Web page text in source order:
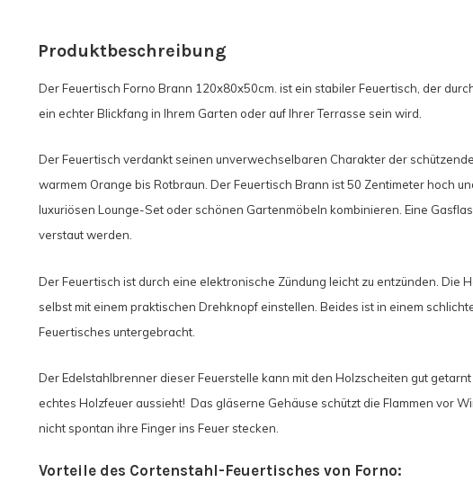
Produktbeschreibung
Der Feuertisch Forno Brann 120x80x50cm. ist ein stabiler Feuertisch, der
ein echter Blickfang in Ihrem Garten oder auf Ihrer Terrasse sein wird.
Der Feuertisch verdankt seinen unverwechselbaren Charakter der
warmem Orange bis Rotbraun. Der Feuertisch Brann ist 50 Zentimeter hoch
luxuriösen Lounge-Set oder schönen Gartenmöbeln kombinieren. Eine
verstaut werden.
Der Feuertisch ist durch eine elektronische Zündung leicht zu entzünden. Die
selbst mit einem praktischen Drehknopf einstellen. Beides ist in einem
Feuertisches untergebracht.
Der Edelstahlbrenner dieser Feuerstelle kann mit den Holzscheiten gut
echtes Holzfeuer aussieht! Das gläserne Gehäuse schützt die Flammen vor
nicht spontan ihre Finger ins Feuer stecken.
Vorteile des Cortenstahl-Feuertisches von Forno: